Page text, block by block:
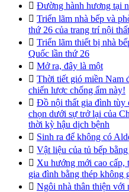
 Đường hành hương tại
 Triển lãm nhà bếp và
thứ 26 của trang trí nội
 Triển lãm thiết bị nhà
Quốc lần thứ 26
 Mở ra, đây là một
 Thời tiết gió miền Nam
chiến lược chống ẩm này!
 Đồ nội thất gia đình tùy
chọn dưới sự trở lại của
thời kỳ hậu dịch bệnh
 Sinh ra để không có
 Vật liệu của tủ bếp
 Xu hướng mới cao cấp,
gia đình bằng thép không
 Ngôi nhà thân thiện với